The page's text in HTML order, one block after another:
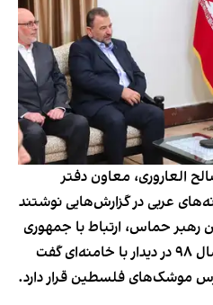
العاروری، معاون دفتر
عربی در گزارش‌هایی نوشتند
رهبر حماس، ارتباط با جمهوری
اسلامی بوده است. العاروری سال ۹۸ در دیدار با خامنه‌ای گفت
موشک‌های فلسطین قرار دارد.